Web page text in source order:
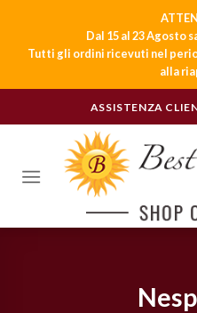
Dal 15 al 23 Agosto
Tutti gli ordini ricevuti nel
alla
to
ASSISTENZA